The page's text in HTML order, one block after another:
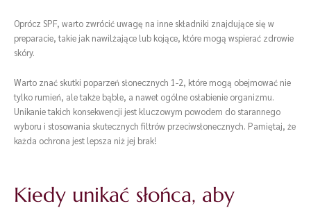
Oprócz SPF, warto zwrócić uwagę na inne składniki znajdujące się w
preparacie, takie jak nawilżające lub kojące, które mogą wspierać zdrowie
skóry.
Warto znać skutki poparzeń słonecznych 1-2, które mogą obejmować nie
tylko rumień, ale także bąble, a nawet ogólne osłabienie organizmu.
Unikanie takich konsekwencji jest kluczowym powodem do starannego
wyboru i stosowania skutecznych filtrów przeciwsłonecznych. Pamiętaj, że
każda ochrona jest lepsza niż jej brak!
Kiedy unikać słońca, aby